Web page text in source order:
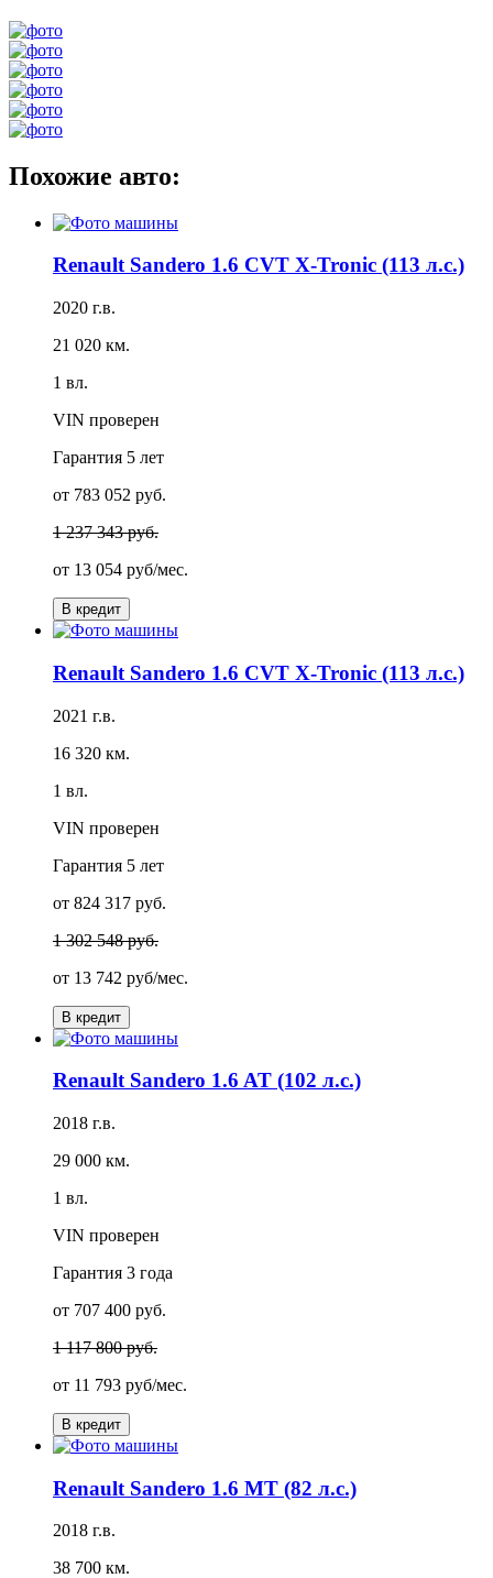
Похожие авто:
Renault Sandero 1.6 CVT X-Tronic (113 л.с.)
2020 г.в.
21 020 км.
1 вл.
VIN проверен
Гарантия 5 лет
от 783 052 руб.
1 237 343 руб.
от 13 054 руб/мес.
В кредит
Renault Sandero 1.6 CVT X-Tronic (113 л.с.)
2021 г.в.
16 320 км.
1 вл.
VIN проверен
Гарантия 5 лет
от 824 317 руб.
1 302 548 руб.
от 13 742 руб/мес.
В кредит
Renault Sandero 1.6 AT (102 л.с.)
2018 г.в.
29 000 км.
1 вл.
VIN проверен
Гарантия 3 года
от 707 400 руб.
1 117 800 руб.
от 11 793 руб/мес.
В кредит
Renault Sandero 1.6 MT (82 л.с.)
2018 г.в.
38 700 км.